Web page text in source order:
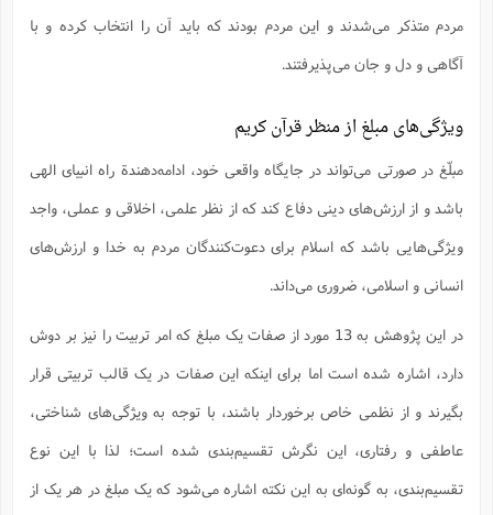
مردم متذکر می‌شدند و این مردم بودند که باید آن را انتخاب کرده و با
آگاهی و دل و جان می‌پذیرفتند.
ویژگی‌های مبلغ از منظر قرآن کریم
مبلّغ در صورتى مى‌تواند در جايگاه واقعى خود، ادامه‌دهندة راه انبياى الهى
باشد و از ارزش‌هاى دينى دفاع كند كه از نظر علمى، اخلاقى و عملى، واجد
ويژگى‌هايى باشد كه اسلام براى دعوت‌كنندگان مردم به خدا و ارزش‌هاى
انسانى و اسلامى، ضرورى مى‌داند.
در این پژوهش به 13 مورد از صفات یک مبلغ که امر تربیت را نیز بر دوش
دارد، اشاره شده است اما برای اینکه این صفات در یک قالب تربیتی قرار
بگیرند و از نظمی خاص برخوردار باشند، با توجه به ویژگی‌های شناختی،
عاطفی و رفتاری، این نگرش تقسیم‌بندی شده است؛ لذا با این نوع
تقسیم‌بندی، به گونه‌ای به این نکته اشاره می‌شود که یک مبلغ در هر یک از